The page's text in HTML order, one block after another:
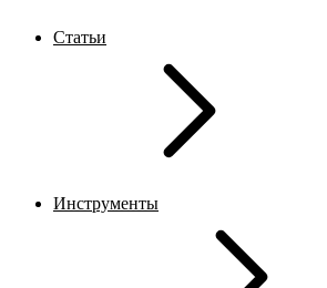
Статьи
Инструменты